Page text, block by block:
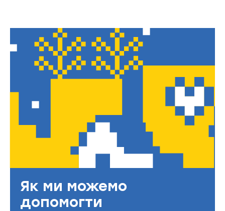
Як ми можемо
допомогти